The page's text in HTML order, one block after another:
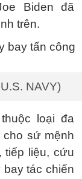
Biden đã
trên.
NAVY)
loại đa
sứ mệnh
tiếp liệu, cứu
bay tác chiến